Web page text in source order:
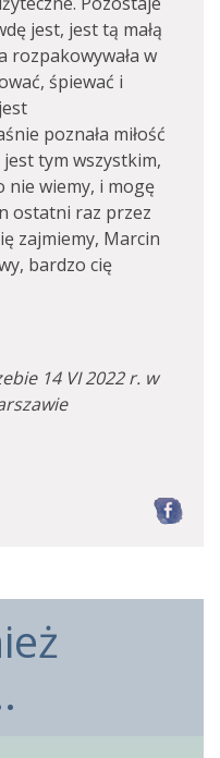
jest, jest tą małą
rozpakowywała w
śpiewać i
poznała miłość
tym wszystkim,
nie wiemy, i mogę
ostatni raz przez
zajmiemy, Marcin
bardzo cię
14 VI 2022 r. w